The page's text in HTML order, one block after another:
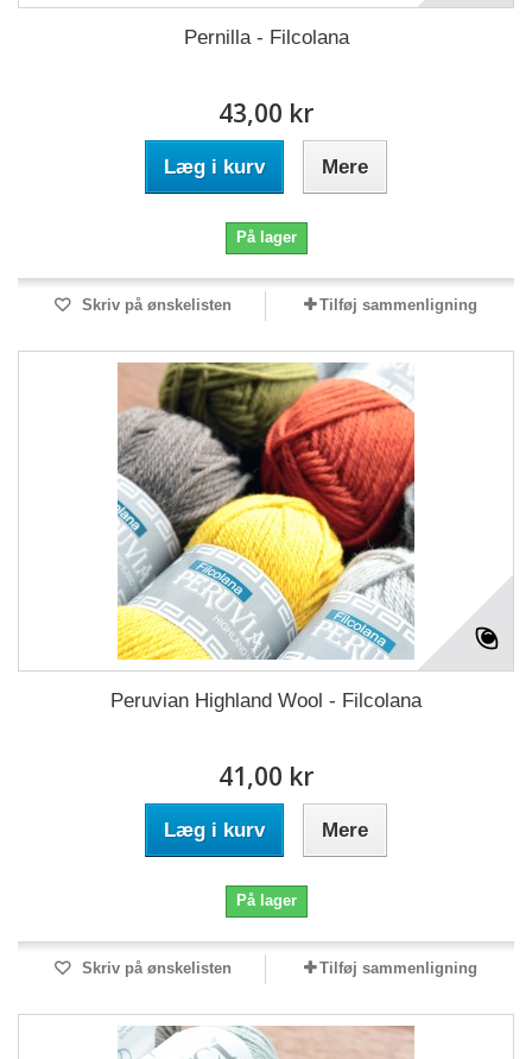
Pernilla - Filcolana
43,00 kr
Læg i kurv Mere
På lager
Skriv på ønskelisten Tilføj sammenligning
Peruvian Highland Wool - Filcolana
41,00 kr
Læg i kurv Mere
På lager
Skriv på ønskelisten Tilføj sammenligning